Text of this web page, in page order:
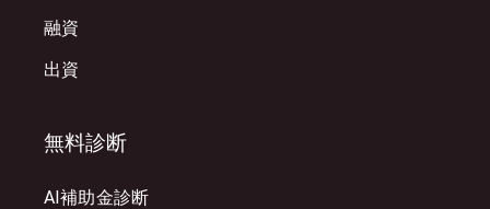
融資
出資
無料診断
AI補助金診断